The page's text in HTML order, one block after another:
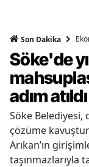
Son Dakika
Söke'de
adım atıldı
Söke Belediyesi,
çözüme
Arıkan’ın
taşınmazlarıyla